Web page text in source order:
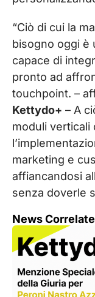
“Ciò di cui la
bisogno oggi è
capace di
pronto ad
touchpoint. –
Kettydo+ – A
moduli verticali
marketing e
affiancandosi
senza doverle
News Correlate